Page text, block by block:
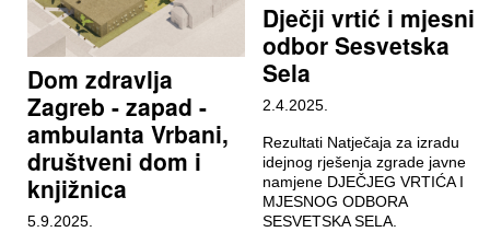
Dom zdravlja
Zagreb - zapad -
ambulanta Vrbani,
društveni dom i
knjižnica
5.9.2025.
Dječji vrtić i mjesni
odbor Sesvetska
Sela
2.4.2025.
Rezultati Natječaja za izradu
idejnog rješenja zgrade javne
namjene DJEČJEG VRTIĆA I
MJESNOG ODBORA
SESVETSKA SELA.